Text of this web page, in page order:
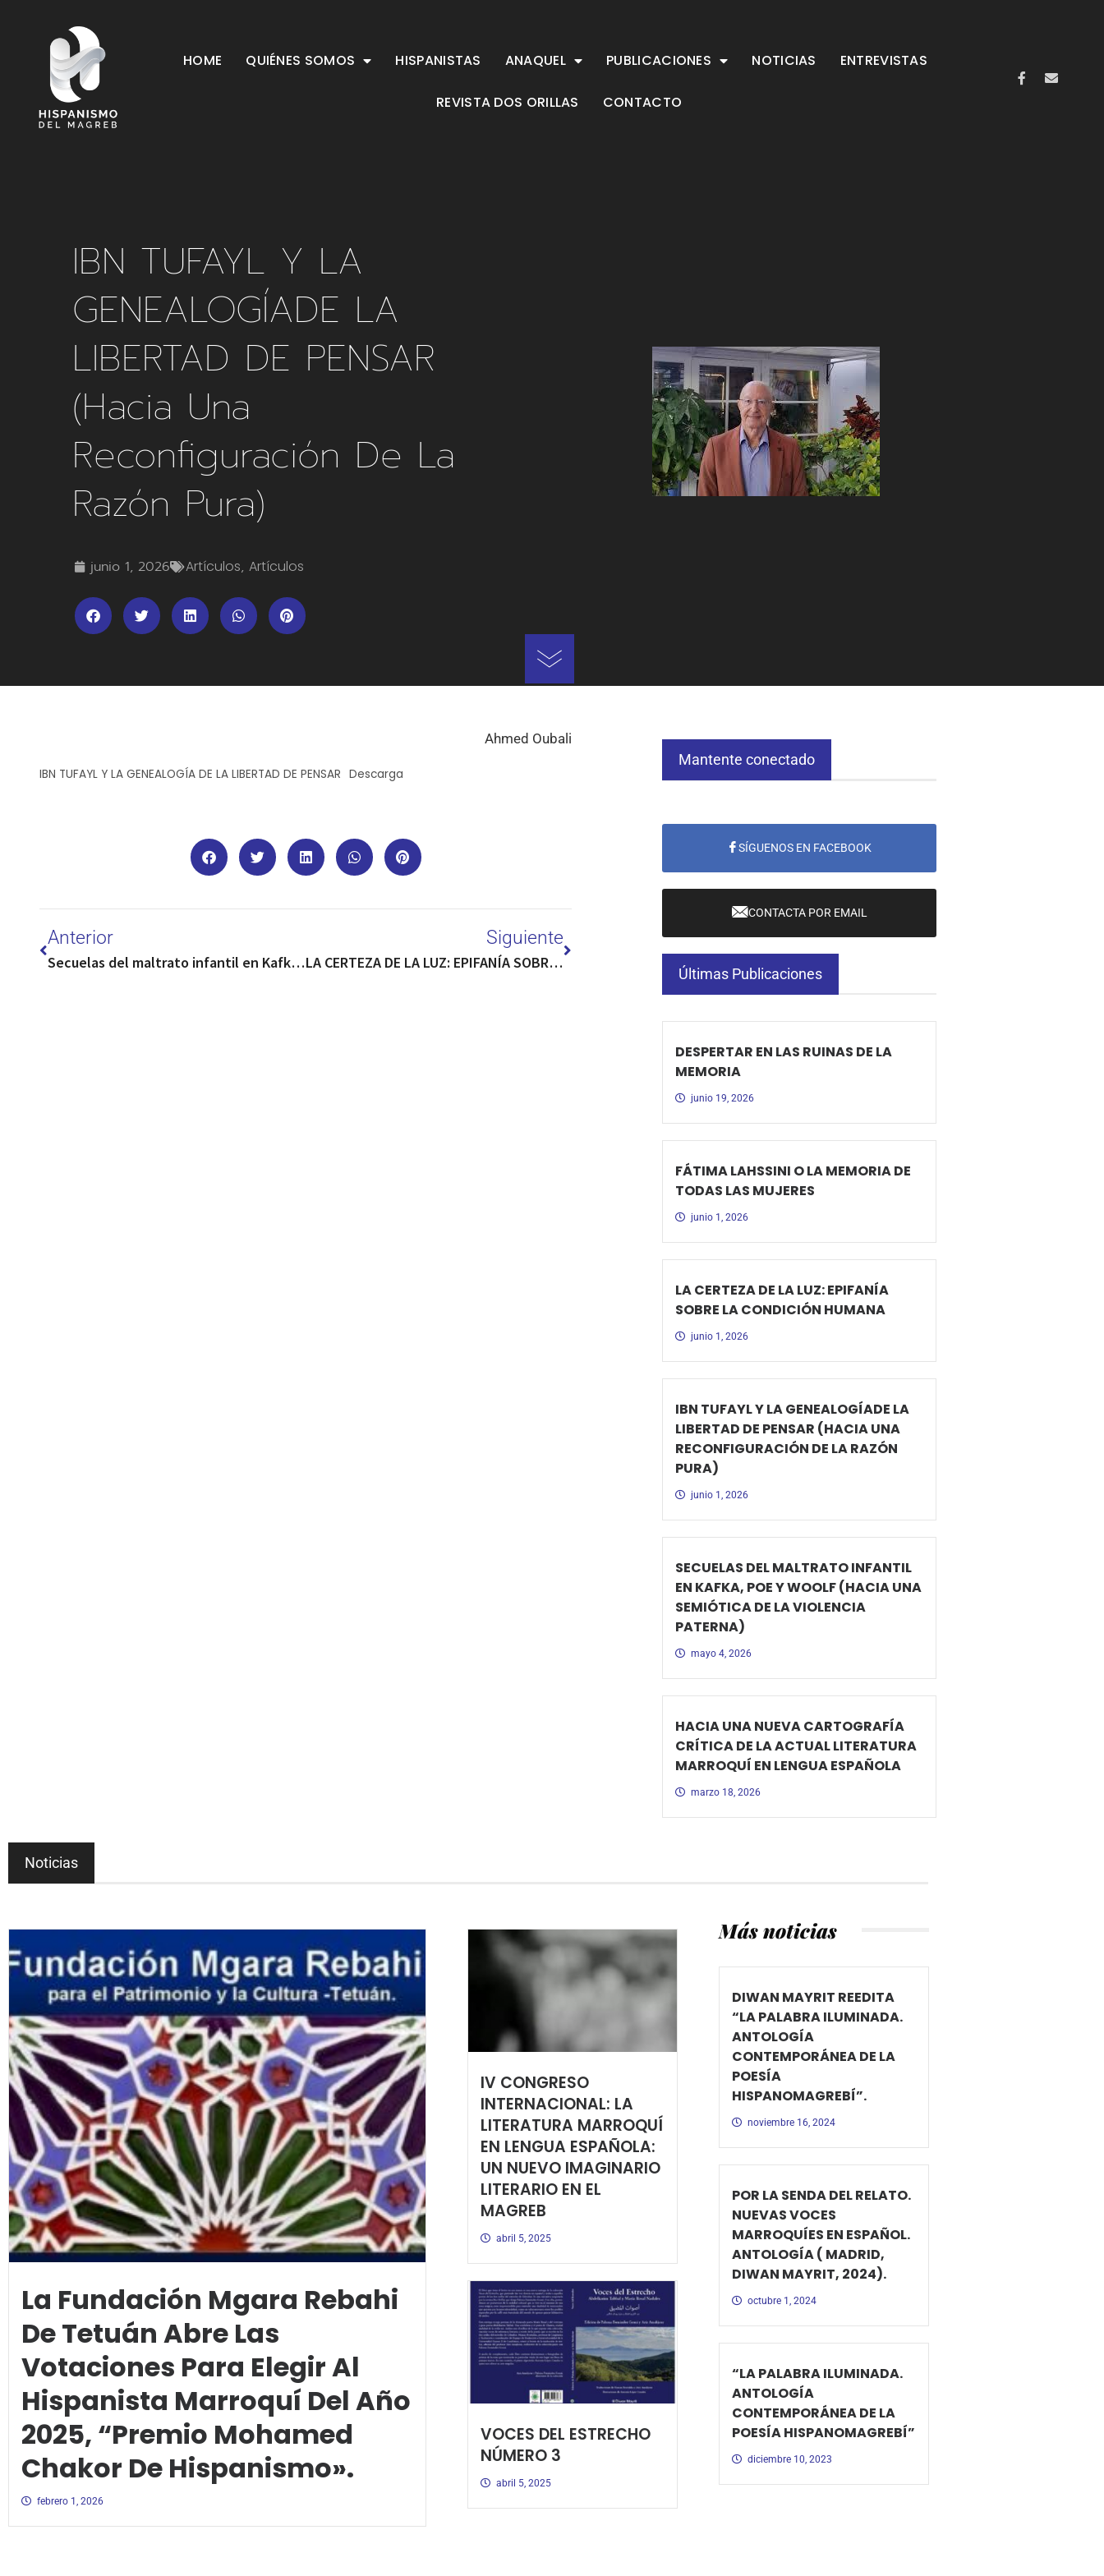
HOME QUIÉNES SOMOS HISPANISTAS ANAQUEL PUBLICACIONES NOTICIAS ENTREVISTAS
REVISTA DOS ORILLAS CONTACTO
IBN TUFAYL Y LA
GENEALOGÍADE LA
LIBERTAD DE PENSAR
(hacia Una
Reconfiguración De La
Razón Pura)
junio 1, 2026 Artículos, Artículos
Ahmed Oubali
IBN TUFAYL Y LA GENEALOGÍA DE LA LIBERTAD DE PENSAR Descarga
Anterior
Secuelas del maltrato infantil en Kafka, Poe y Woolf (hacia una semiótica de la violencia paterna)
Siguiente
LA CERTEZA DE LA LUZ: EPIFANÍA SOBRE LA CONDICIÓN HUMANA
Mantente conectado
SÍGUENOS EN FACEBOOK
CONTACTA POR EMAIL
Últimas Publicaciones
DESPERTAR EN LAS RUINAS DE LA
MEMORIA
junio 19, 2026
FÁTIMA LAHSSINI O LA MEMORIA DE
TODAS LAS MUJERES
junio 1, 2026
LA CERTEZA DE LA LUZ: EPIFANÍA
SOBRE LA CONDICIÓN HUMANA
junio 1, 2026
IBN TUFAYL Y LA GENEALOGÍADE LA
LIBERTAD DE PENSAR (HACIA UNA
RECONFIGURACIÓN DE LA RAZÓN
PURA)
junio 1, 2026
SECUELAS DEL MALTRATO INFANTIL
EN KAFKA, POE Y WOOLF (HACIA UNA
SEMIÓTICA DE LA VIOLENCIA
PATERNA)
mayo 4, 2026
HACIA UNA NUEVA CARTOGRAFÍA
CRÍTICA DE LA ACTUAL LITERATURA
MARROQUÍ EN LENGUA ESPAÑOLA
marzo 18, 2026
Noticias
La Fundación Mgara Rebahi
De Tetuán Abre Las
Votaciones Para Elegir Al
Hispanista Marroquí Del Año
2025, “Premio Mohamed
Chakor De Hispanismo».
febrero 1, 2026
IV CONGRESO
INTERNACIONAL: LA
LITERATURA MARROQUÍ
EN LENGUA ESPAÑOLA:
UN NUEVO IMAGINARIO
LITERARIO EN EL
MAGREB
abril 5, 2025
VOCES DEL ESTRECHO
NÚMERO 3
abril 5, 2025
Más noticias
DIWAN MAYRIT REEDITA
“LA PALABRA ILUMINADA.
ANTOLOGÍA
CONTEMPORÁNEA DE LA
POESÍA
HISPANOMAGREBÍ”.
noviembre 16, 2024
POR LA SENDA DEL RELATO.
NUEVAS VOCES
MARROQUÍES EN ESPAÑOL.
ANTOLOGÍA ( MADRID,
DIWAN MAYRIT, 2024).
octubre 1, 2024
“LA PALABRA ILUMINADA.
ANTOLOGÍA
CONTEMPORÁNEA DE LA
POESÍA HISPANOMAGREBÍ”
diciembre 10, 2023